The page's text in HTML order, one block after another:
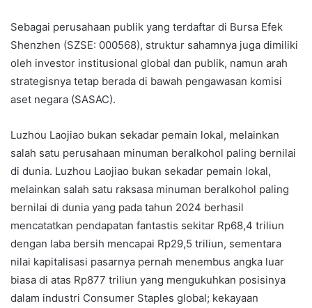
Sebagai perusahaan publik yang terdaftar di Bursa Efek
Shenzhen (SZSE: 000568), struktur sahamnya juga dimiliki
oleh investor institusional global dan publik, namun arah
strategisnya tetap berada di bawah pengawasan komisi
aset negara (SASAC).
Luzhou Laojiao bukan sekadar pemain lokal, melainkan
salah satu perusahaan minuman beralkohol paling bernilai
di dunia. Luzhou Laojiao bukan sekadar pemain lokal,
melainkan salah satu raksasa minuman beralkohol paling
bernilai di dunia yang pada tahun 2024 berhasil
mencatatkan pendapatan fantastis sekitar Rp68,4 triliun
dengan laba bersih mencapai Rp29,5 triliun, sementara
nilai kapitalisasi pasarnya pernah menembus angka luar
biasa di atas Rp877 triliun yang mengukuhkan posisinya
dalam industri Consumer Staples global; kekayaan